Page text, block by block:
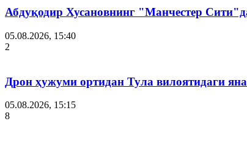
Абдуқодир Хусановнинг "Манчестер
05.08.2026, 15:40
2
Дрон ҳужуми ортидан Тула вилоятидаги
05.08.2026, 15:15
8